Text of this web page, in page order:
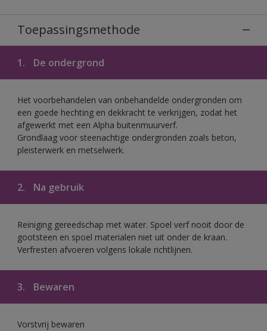
Toepassingsmethode
1. De ondergrond
Het voorbehandelen van onbehandelde ondergronden om
een goede hechting en dekkracht te verkrijgen, zodat het
afgewerkt met een Alpha buitenmuurverf.
Grondlaag voor steenachtige ondergronden zoals beton,
pleisterwerk en metselwerk.
2. Na gebruik
Reiniging gereedschap met water. Spoel verf nooit door de
gootsteen en spoel materialen niet uit onder de kraan.
Verfresten afvoeren volgens lokale richtlijnen.
3. Bewaren
Vorstvrij bewaren